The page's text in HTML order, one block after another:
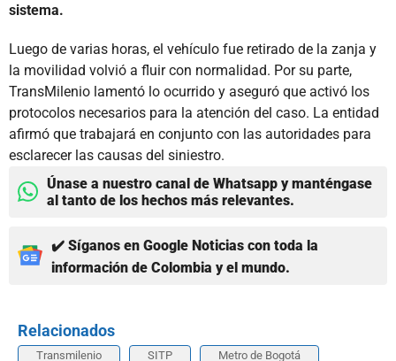
sistema.
Luego de varias horas, el vehículo fue retirado de la zanja y
la movilidad volvió a fluir con normalidad. Por su parte,
TransMilenio lamentó lo ocurrido y aseguró que activó los
protocolos necesarios para la atención del caso. La entidad
afirmó que trabajará en conjunto con las autoridades para
esclarecer las causas del siniestro.
Únase a nuestro canal de Whatsapp y manténgase
al tanto de los hechos más relevantes.
✔️ Síganos en Google Noticias con toda la
información de Colombia y el mundo.
Relacionados
Transmilenio SITP Metro de Bogotá